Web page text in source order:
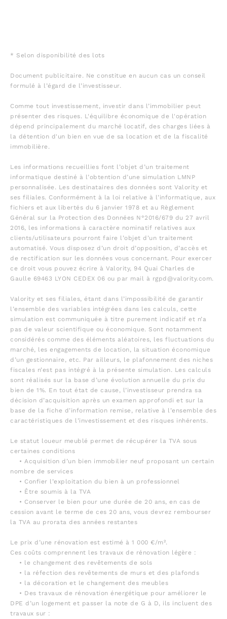
* Selon disponibilité des lots
Document publicitaire. Ne constitue en aucun cas un conseil
formulé à l’égard de l’investisseur.
Comme tout investissement, investir dans l’immobilier peut
présenter des risques. L'équilibre économique de l'opération
dépend principalement du marché locatif, des charges liées à
la détention d'un bien en vue de sa location et de la fiscalité
immobilière.
Les informations recueillies font l’objet d’un traitement
informatique destiné à l’obtention d’une simulation LMNP
personnalisée. Les destinataires des données sont Valority et
ses filiales. Conformément à la loi relative à l’informatique, aux
fichiers et aux libertés du 6 janvier 1978 et au Règlement
Général sur la Protection des Données N°2016/679 du 27 avril
2016, les informations à caractère nominatif relatives aux
clients/utilisateurs pourront faire l’objet d’un traitement
automatisé. Vous disposez d’un droit d’opposition, d’accès et
de rectification sur les données vous concernant. Pour exercer
ce droit vous pouvez écrire à Valority, 94 Quai Charles de
Gaulle 69463 LYON CEDEX 06 ou par mail à rgpd@valority.com.
Valority et ses filiales, étant dans l’impossibilité de garantir
l’ensemble des variables intégrées dans les calculs, cette
simulation est communiquée à titre purement indicatif et n’a
pas de valeur scientifique ou économique. Sont notamment
considérés comme des éléments aléatoires, les fluctuations du
marché, les engagements de location, la situation économique
d’un gestionnaire, etc. Par ailleurs, le plafonnement des niches
fiscales n’est pas intégré à la présente simulation. Les calculs
sont réalisés sur la base d’une évolution annuelle du prix du
bien de 1%. En tout état de cause, l’investisseur prendra sa
décision d’acquisition après un examen approfondi et sur la
base de la fiche d’information remise, relative à l’ensemble des
caractéristiques de l’investissement et des risques inhérents.
Le statut loueur meublé permet de récupérer la TVA sous
certaines conditions
• Acquisition d’un bien immobilier neuf proposant un certain
nombre de services
• Confier l’exploitation du bien à un professionnel
• Être soumis à la TVA
• Conserver le bien pour une durée de 20 ans, en cas de
cession avant le terme de ces 20 ans, vous devrez rembourser
la TVA au prorata des années restantes
Le prix d’une rénovation est estimé à 1 000 €/m².
Ces coûts comprennent les travaux de rénovation légère :
• le changement des revêtements de sols
• la réfection des revêtements de murs et des plafonds
• la décoration et le changement des meubles
• Des travaux de rénovation énergétique pour améliorer le
DPE d’un logement et passer la note de G à D, ils incluent des
travaux sur :